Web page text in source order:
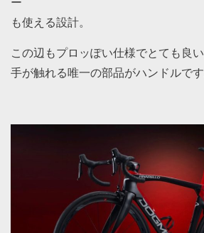
も使える設計。
この辺もプロッぽい仕様でとても良い
手が触れる唯一の部品がハンドルです